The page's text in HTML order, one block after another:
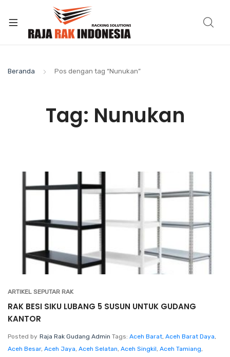
Beranda Pos dengan tag “Nunukan”
Tag: Nunukan
ARTIKEL SEPUTAR RAK
RAK BESI SIKU LUBANG 5 SUSUN UNTUK GUDANG
KANTOR
Posted by Raja Rak Gudang Admin Tags: Aceh Barat, Aceh Barat Daya,
Aceh Besar, Aceh Jaya, Aceh Selatan, Aceh Singkil, Aceh Tamiang,